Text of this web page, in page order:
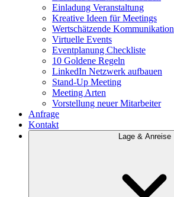
Einladung Veranstaltung
Kreative Ideen für Meetings
Wertschätzende Kommunikation
Virtuelle Events
Eventplanung Checkliste
10 Goldene Regeln
LinkedIn Netzwerk aufbauen
Stand-Up Meeting
Meeting Arten
Vorstellung neuer Mitarbeiter
Anfrage
Kontakt
Lage & Anreise